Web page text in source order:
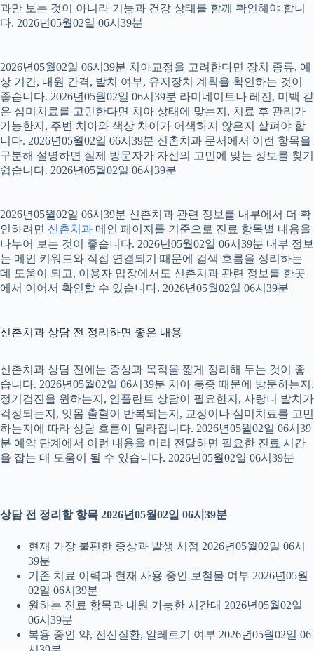
과만 보는 것이 아니라 기능과 건강 상태를 함께 확인해야 합니
다. 2026년05월02일 06시39분
2026년05월02일 06시39분 치아교정을 고려한다면 장치 종류, 예
상 기간, 내원 간격, 발치 여부, 유지장치 계획을 확인하는 것이
좋습니다. 2026년05월02일 06시39분 라미네이트나 레진, 미백 같
은 심미치료를 고민한다면 치아 상태에 맞는지, 치료 후 관리가
가능한지, 주변 치아와 색상 차이가 어색하지 않은지 살펴야 합
니다. 2026년05월02일 06시39분 신촌치과 문서에서 이런 항목을
구분해 설명하면 실제 방문자가 자신의 고민에 맞는 정보를 찾기
쉽습니다. 2026년05월02일 06시39분
2026년05월02일 06시39분 신촌치과 관련 정보를 내부에서 더 확
인하려면 신촌치과 메인 페이지를 기준으로 진료 항목별 내용을
나누어 보는 것이 좋습니다. 2026년05월02일 06시39분 내부 정보
는 메인 키워드와 직접 연결되기 때문에 검색 흐름을 정리하는
데 도움이 되고, 이용자 입장에서도 신촌치과 관련 정보를 한곳
에서 이어서 확인할 수 있습니다. 2026년05월02일 06시39분
신촌치과 상담 전 정리하면 좋은 내용
신촌치과 상담 전에는 증상과 목적을 짧게 정리해 두는 것이 좋
습니다. 2026년05월02일 06시39분 치아 통증 때문에 방문하는지,
정기검진을 원하는지, 임플란트 상담이 필요한지, 사랑니 발치가
걱정되는지, 잇몸 출혈이 반복되는지, 교정이나 심미치료를 고민
하는지에 따라 상담 흐름이 달라집니다. 2026년05월02일 06시39
분 예약 단계에서 이런 내용을 미리 전달하면 필요한 진료 시간
을 잡는 데 도움이 될 수 있습니다. 2026년05월02일 06시39분
상담 전 정리할 항목 2026년05월02일 06시39분
현재 가장 불편한 증상과 발생 시점 2026년05월02일 06시
39분
기존 치료 이력과 현재 사용 중인 보철물 여부 2026년05월
02일 06시39분
원하는 진료 항목과 내원 가능한 시간대 2026년05월02일
06시39분
복용 중인 약, 전신질환, 알레르기 여부 2026년05월02일 06